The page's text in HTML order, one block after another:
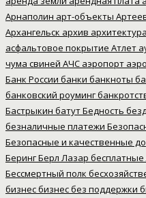
Арнаполин арт-объекты
Архангельск архив архитектура
асфальтовое покрытие Атлет
чума свиней АЧС аэропорт
Банк России банки банкноты
банковский роуминг
Бастрыкин батутБедность
безналичные платежи
Безопасные и качественные
БерингБерл Лазар бесплатные
Бессмертный полк
бизнесбизнес без поддержки